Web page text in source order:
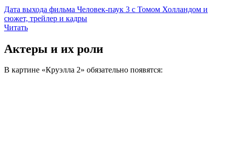
Дата выхода фильма Человек-паук 3 с Томом Холландом и
сюжет, трейлер и кадры
Читать
Актеры и их роли
В картине «Круэлла 2» обязательно появятся: